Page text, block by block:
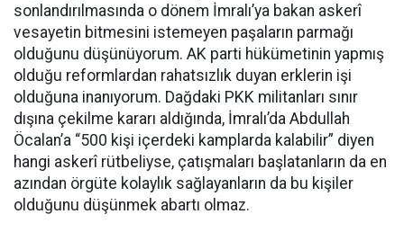
sonlandırılmasında o dönem İmralı’ya bakan askerî
vesayetin bitmesini istemeyen paşaların parmağı
olduğunu düşünüyorum. AK parti hükümetinin yapmış
olduğu reformlardan rahatsızlık duyan erklerin işi
olduğuna inanıyorum. Dağdaki PKK militanları sınır
dışına çekilme kararı aldığında, İmralı’da Abdullah
Öcalan’a “500 kişi içerdeki kamplarda kalabilir” diyen
hangi askerî rütbeliyse, çatışmaları başlatanların da en
azından örgüte kolaylık sağlayanların da bu kişiler
olduğunu düşünmek abartı olmaz.